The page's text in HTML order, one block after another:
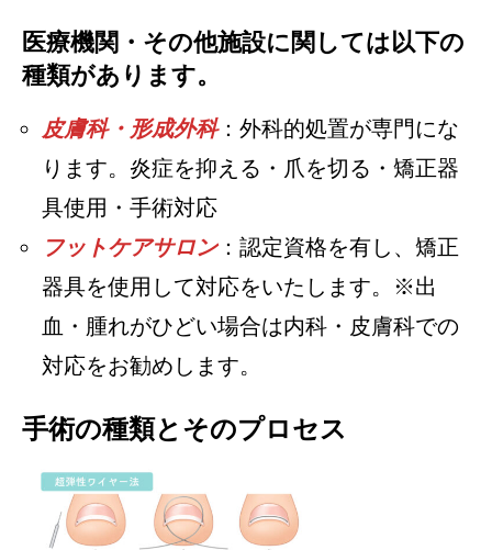
医療機関・その他施設に関しては以下の
種類があります。
皮膚科・形成外科：外科的処置が専門にな
ります。炎症を抑える・爪を切る・矯正器
具使用・手術対応
フットケアサロン：認定資格を有し、矯正
器具を使用して対応をいたします。※出
血・腫れがひどい場合は内科・皮膚科での
対応をお勧めします。
手術の種類とそのプロセス